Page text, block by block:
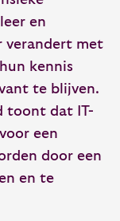
en
verandert met
kennis
te blijven.
toont dat IT-
een
door een
en te